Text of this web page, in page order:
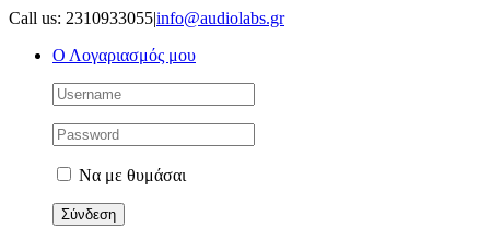
Μετάβαση
περιεχόμενο
Call us: 2310933055|info@audiolabs.gr
Ο Λογαριασμός μου
Να με θυμάσαι